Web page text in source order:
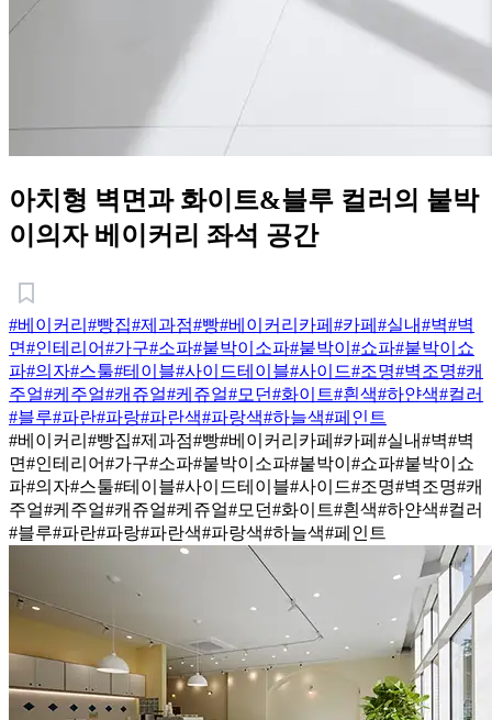
아치형 벽면과 화이트&블루 컬러의 붙박
이의자 베이커리 좌석 공간
#베이커리 #빵집#제과점#빵#베이커리카페 #카페 #실내#벽#벽
면#인테리어#가구#소파#붙박이소파#붙박이 #쇼파#붙박이쇼
파#의자#스툴#테이블#사이드테이블#사이드#조명#벽조명#캐
주얼#케주얼#캐쥬얼#케쥬얼#모던#화이트#흰색#하얀색#컬러
#블루#파란#파랑#파란색#파랑색#하늘색#페인트
#베이커리 #빵집#제과점#빵#베이커리카페 #카페 #실내#벽#벽
면#인테리어#가구#소파#붙박이소파#붙박이 #쇼파#붙박이쇼
파#의자#스툴#테이블#사이드테이블#사이드#조명#벽조명#캐
주얼#케주얼#캐쥬얼#케쥬얼#모던#화이트#흰색#하얀색#컬러
#블루#파란#파랑#파란색#파랑색#하늘색#페인트